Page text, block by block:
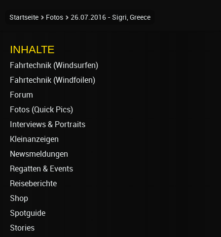
Startseite Fotos 26.07.2016 - Sigri, Greece
INHALTE
Fahrtechnik (Windsurfen)
Fahrtechnik (Windfoilen)
Forum
Fotos (Quick Pics)
Interviews & Portraits
Kleinanzeigen
Newsmeldungen
Regatten & Events
Reiseberichte
Shop
Spotguide
Stories